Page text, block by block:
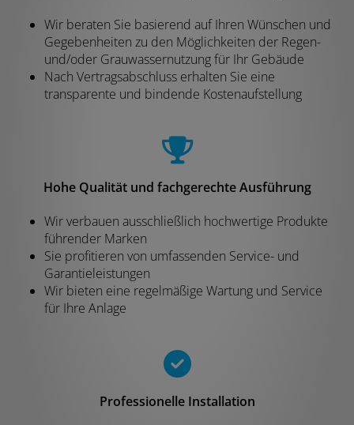
Wir beraten Sie basierend auf Ihren Wünschen und
Gegebenheiten zu den Möglichkeiten der Regen-
und/oder Grauwassernutzung für Ihr Gebäude
Nach Vertragsabschluss erhalten Sie eine
transparente und bindende Kostenaufstellung
Hohe Qualität und fachgerechte Ausführung
Wir verbauen ausschließlich hochwertige Produkte
führender Marken
Sie profitieren von umfassenden Service- und
Garantieleistungen
Wir bieten eine regelmäßige Wartung und Service
für Ihre Anlage
Professionelle Installation